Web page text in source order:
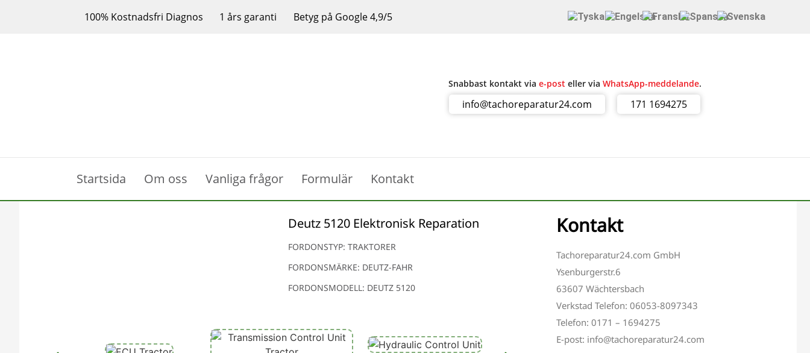
100% Kostnadsfri Diagnos 1 års garanti Betyg på Google 4,9/5
Snabbast kontakt via e-posteller via WhatsApp-meddelande.
info@tachoreparatur24.com 171 1694275
Startsida Om oss Vanliga frågor Formulär Kontakt
Deutz 5120 Elektronisk Reparation
FORDONSTYP: TRAKTORER
FORDONSMÄRKE: DEUTZ-FAHR
FORDONSMODELL: DEUTZ 5120
Kontakt
Tachoreparatur24.com GmbH
Ysenburgerstr.6
63607 Wächtersbach
Verkstad Telefon: 06053-8097343
Telefon: 0171 – 1694275
E-post: info@tachoreparatur24.com